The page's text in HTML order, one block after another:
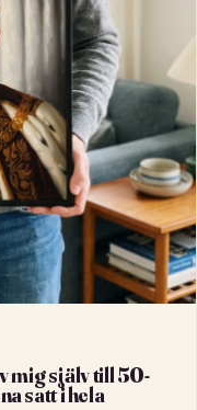
mig själv till 50-
satt i hela